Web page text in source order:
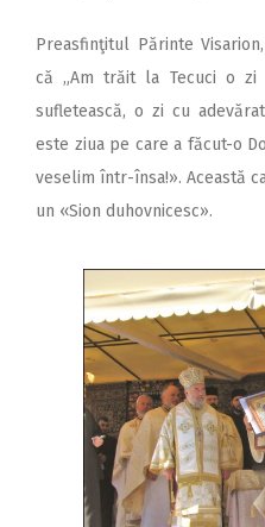
Preasfinţitul Părinte
că „Am trăit la Tecuci o
sufletească, o zi cu
este ziua pe care a făcut-o
veselim într-însa!». Această
un «Sion duhovnicesc».